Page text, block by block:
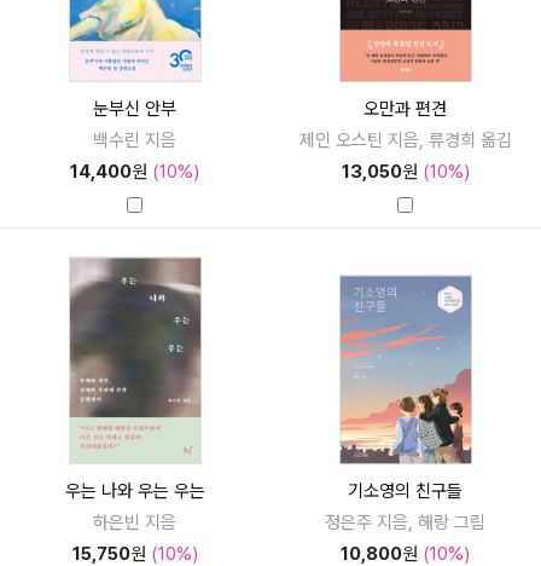
눈부신 안부
백수린 지음
14,400원 (10%)
오만과 편견
제인 오스틴 지음, 류경희 옮김
13,050원 (10%)
우는 나와 우는 우는
하은빈 지음
15,750원 (10%)
기소영의 친구들
정은주 지음, 해랑 그림
10,800원 (10%)